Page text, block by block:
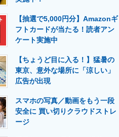
建設×テクノロジーの最前線
【抽選で5,000円分】Amazonギ
フトカードが当たる！読者アン
ケート実施中
【ちょうど目に入る！】猛暑の
東京、意外な場所に「涼しい」
広告が出現
スマホの写真／動画をもう一段
安全に 買い切りクラウドストレ
ージ